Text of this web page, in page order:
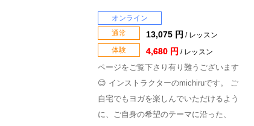
オンライン
通常
13,075 円 / レッスン
体験
4,680 円 / レッスン
ページをご覧下さり有り難うございます
😊 インストラクターのmichiruです。 ご
自宅でもヨガを楽しんでいただけるよう
に、ご自身の希望のテーマに沿った、